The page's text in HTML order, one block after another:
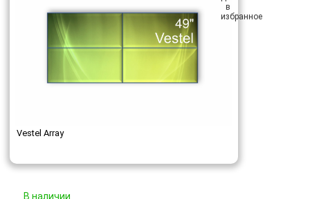
Vestel Array
В наличии